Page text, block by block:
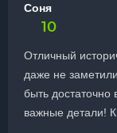
Соня
10
Отличный
даже не
быть достаточно
важные детали!